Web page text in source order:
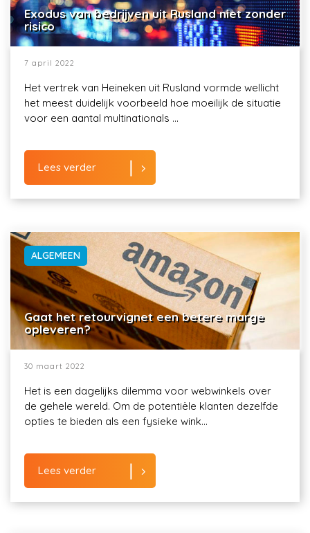
Exodus van bedrijven uit Rusland niet zonder
risico
7 april 2022
Het vertrek van Heineken uit Rusland vormde wellicht
het meest duidelijk voorbeeld hoe moeilijk de situatie
voor een aantal multinationals ...
Lees verder
ALGEMEEN
Gaat het retourvignet een betere marge
opleveren?
30 maart 2022
Het is een dagelijks dilemma voor webwinkels over
de gehele wereld. Om de potentiële klanten dezelfde
opties te bieden als een fysieke wink...
Lees verder